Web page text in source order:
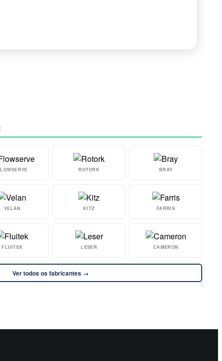
ROTORK BRAY
VELAN KITZ FARRIS
FLUITEK LESER CAMERON
Ver todos os fabricantes →